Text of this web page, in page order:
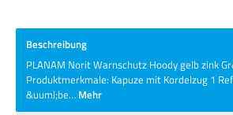
Beschreibung
PLANAM Norit Warnschutz Hoody gelb zink
Produktmerkmale: Kapuze mit Kordelzug 1
&uuml;be… Mehr